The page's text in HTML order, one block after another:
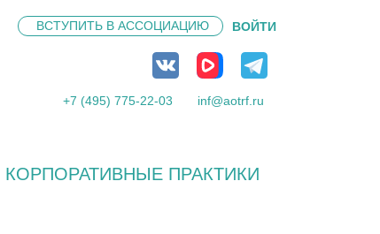
ВСТУПИТЬ В АССОЦИАЦИЮ ВОЙТИ
+7 (495) 775-22-03 inf@aotrf.ru
КОРПОРАТИВНЫЕ ПРАКТИКИ